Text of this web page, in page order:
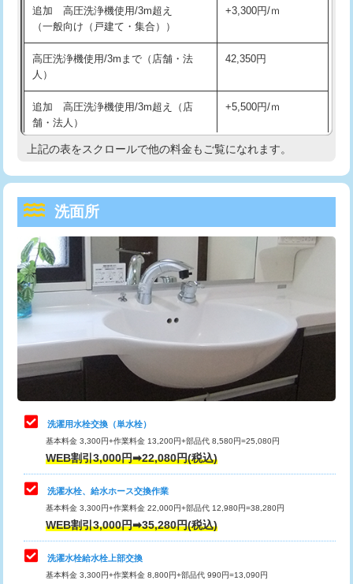
マス交換（深さ50㎝以上） 66,000円
コンクリート斫り（厚さ10㎝まで） 27,500円
コンクリート斫り（厚さ10㎝超え）
モルタル補修（厚さ10㎝まで）
モルタル補修（厚さ10㎝超え） 38,500円
洗面台設置 38,500円
追加人工
廃棄・処分 現場見積
※給水管工事は20mmまでの価格です。
持込商品取付（混合水栓） 16,500円
給水管工事※（ホール加工)
給水管工事※（バンド止め) 3,300円
給水管工事※（支持金具設置) 5,500円
給水管工事※（保温材使用（バンド止
め込み）)
5,500円
給水管工事※（土の掘削・埋め戻し作
業)
11,000円
給水管工事※（塩ビ管（VP・HI）使
用/3ｍまで)
33,000円
給水管工事※（塩ビ管（VP・HI）使
用（追加）/3ｍ超え)
給水管工事※（ライニング鋼管・銅
管・ポリ管・HT管使用/3ｍまで)
44,000円
給水管工事※（ライニング鋼管・銅
管・ポリ管・HT管使用/3ｍ超え)
排水管工事（土の掘削・埋め戻し作
業）
排水管工事（排水管工事/3ｍまで） 55,000円
排水管工事（追加 排水管工事/3ｍ超
え）
追加 高圧洗浄機使用/3m超え
（一般向け（戸建て・集合））
+3,300円/ｍ
高圧洗浄機使用/3mまで（店舗・法
人）
42,350円
追加 高圧洗浄機使用/3m超え（店
舗・法人）
+5,500円/ｍ
高度高圧洗浄換 現地調査
トーラー機使用/3mまで
追加トーラー機使用/3m超え +3,300円
カメラ調査 33,000円
桝清掃
止水・漏水調査・防水処理・清掃・修
理・調整・分解・加工など（軽作業）
11,000円
止水・漏水調査・防水処理・清掃・修
理・調整・分解・加工など（中作業）
22,000円
止水・漏水調査・防水処理・清掃・修
理・調整・分解・加工など（重作業）
33,000円
キッチンタンク脱着
その他部品の脱着
交換・取付（タンク）
上記の表をスクロールで他の料金もご覧になれます。
洗面所
洗濯用水栓交換（単水栓）
基本料金 3,300円+作業料金 13,200円+部品代 8,580円=25,080円
WEB割引3,000円➡22,080円(税込)
洗濯水栓、給水ホース交換作業
基本料金 3,300円+作業料金 22,000円+部品代 12,980円=38,280円
WEB割引3,000円➡35,280円(税込)
洗濯水栓給水栓上部交換
基本料金 3,300円+作業料金 8,800円+部品代 990円=13,090円